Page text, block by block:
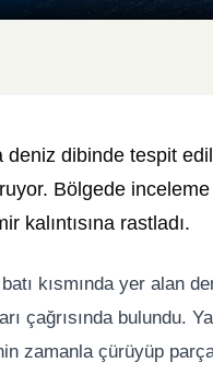
deniz dibinde tespit
Bölgede
kalıntısına rastladı.
kısmında yer alan
çağrısında bulundu.
zamanla çürüyüp